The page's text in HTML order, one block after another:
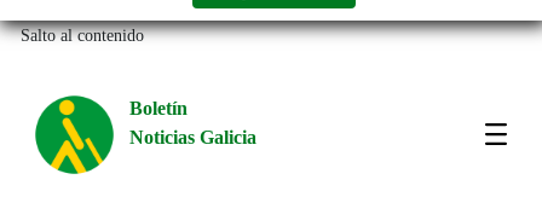
Salto al contenido
Boletín
Noticias Galicia